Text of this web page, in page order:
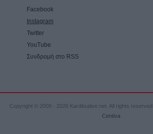
Facebook
Instagram
Twitter
YouTube
Συνδρομή στο RSS
Copyright © 2009 - 2026 Karditsalive.net. All rights reserved.
Centiva